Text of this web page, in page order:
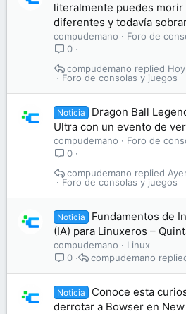
literalmente puedes morir
diferentes y todavía
compudemano
Foro de
0
Foro de consolas y juegos
compudemano
Noticia
Dragon Ball
Ultra con un evento de
compudemano
Foro de
0
Foro de consolas y juegos
compudemano
Noticia
Fundamentos de
(IA) para Linuxeros –
compudemano
Linux
0
compudemano
Noticia
Conoce esta
derrotar a Bowser en